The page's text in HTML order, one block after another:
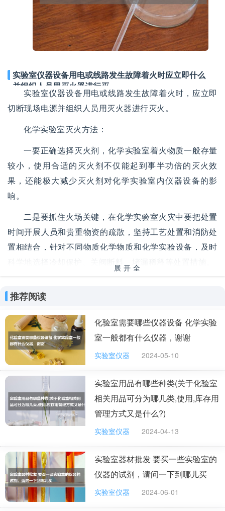
实验室仪器设备用电或线路发生故障着火时应立即什么
并组织人员用灭火器进行灭
实验室仪器设备用电或线路发生故障着火时，应立即
切断现场电源并组织人员用灭火器进行灭火。
化学实验室灭火方法：
一要正确选择灭火剂，化学实验室着火物质一般存量
较小，使用合适的灭火剂不仅能起到事半功倍的灭火效
果，还能极大减少灭火剂对化学实验室内仪器设备的影
响。
二是要抓住火场关键，在化学实验室火灾中要把处置
时间开展人员和贵重物资的疏散，坚持工艺处置和消防处
置相结合，针对不同物质化学物质和化学实验设备，及时
科学地选择冷却保护、关阀断料、堵漏稀释等处置措施。
根据实验室存放和使用的化学物质和危险性，有针对性地
配置沙子、干粉灭火器、二氧化碳灭火器等消防装备，这
些消防设施能及时快速安全地处置初期火灾，消防救援队
伍在化学实验室火灾中要充分利用实验室内现有的消防器
材，有效控制火势发展。
电气设备发生火灾时，应立即（），并使用（）或（）
灭火器灭火。
电气设备发生火灾时，应立即关闭电源，使用二氧化
碳、四氯化碳或干粉灭火器灭火。也可以用沙子、干泥土
等来灭火。切记，不要用水灭火，因为水导电，容易触电
伤人。
一旦发现火焰蹿到天花板且火势难以控制时，被困在
其中的人就要沉着冷静，停止扑救，应迅速撤离险地逃
生，并立即报火警。
展开全
推荐阅读
化验室需要哪些仪器设备 化学实验
室一般都有什么仪器，谢谢
实验室仪器 2024-05-10
实验室用品有哪些种类(关于化验室
相关用品可分为哪几类,使用,库存用
管理方式又是什么?)
实验室仪器 2024-04-13
实验室器材批发 要买一些实验室的
仪器的试剂，请问一下到哪儿买
实验室仪器 2024-06-01